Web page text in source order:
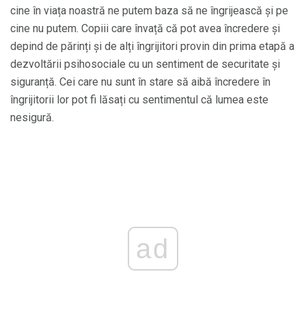
cine în viața noastră ne putem baza să ne îngrijească și pe
cine nu putem. Copiii care învață că pot avea încredere și
depind de părinți și de alți îngrijitori provin din prima etapă a
dezvoltării psihosociale cu un sentiment de securitate și
siguranță. Cei care nu sunt în stare să aibă încredere în
îngrijitorii lor pot fi lăsați cu sentimentul că lumea este
nesigură.
ad